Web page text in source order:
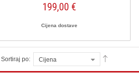
199,00 €
Cijena dostave
Sortiraj po: Cijena